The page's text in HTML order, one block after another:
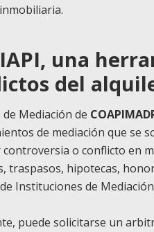
una
del
de Mediación de
de mediación que se
controversia o conflicto en
traspasos, hipotecas,
Instituciones de
puede solicitarse un